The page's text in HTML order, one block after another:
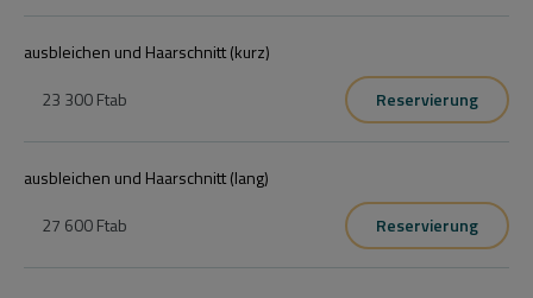
ausbleichen und Haarschnitt (kurz)
23 300 Ftab Reservierung
ausbleichen und Haarschnitt (lang)
27 600 Ftab Reservierung